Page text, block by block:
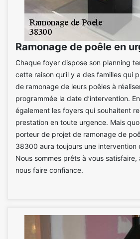
Ramonage de poêle en
Chaque foyer dispose son planning
cette raison qu’il y a des familles qui
de ramonage de leurs poêles à
programmée la date d’intervention.
également les foyers qui souhaitent
prestation en toute urgence. Mais
porteur de projet de ramonage de
38300 aura toujours une intervention
Nous sommes prêts à vous satisfaire,
nous faire confiance.